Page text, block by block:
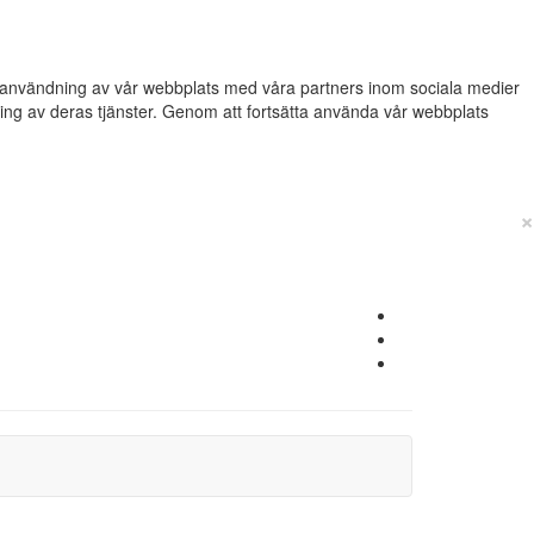
av vår webbplats med våra partners inom sociala medier
av deras tjänster. Genom att fortsätta använda vår webbplats
×